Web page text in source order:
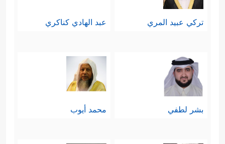
تركي عبيد المري عبد الهادي كناكري
بشر لطفي محمد أيوب